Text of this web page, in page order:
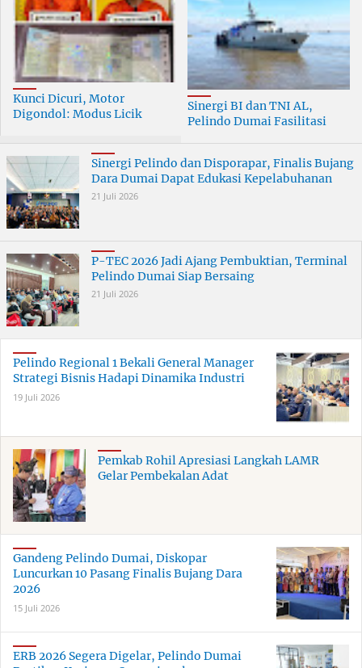
Kunci Dicuri, Motor
Digondol: Modus Licik
Terungkap
Sinergi BI dan TNI AL,
Pelindo Dumai Fasilitasi
Sinergi Pelindo dan Disporapar, Finalis Bujang
Dara Dumai Dapat Edukasi Kepelabuhanan
21 Juli 2026
P-TEC 2026 Jadi Ajang Pembuktian, Terminal
Pelindo Dumai Siap Bersaing
21 Juli 2026
Pelindo Regional 1 Bekali General Manager
Strategi Bisnis Hadapi Dinamika Industri
19 Juli 2026
Pemkab Rohil Apresiasi Langkah LAMR
Gelar Pembekalan Adat
Gandeng Pelindo Dumai, Diskopar
Luncurkan 10 Pasang Finalis Bujang Dara
2026
15 Juli 2026
ERB 2026 Segera Digelar, Pelindo Dumai